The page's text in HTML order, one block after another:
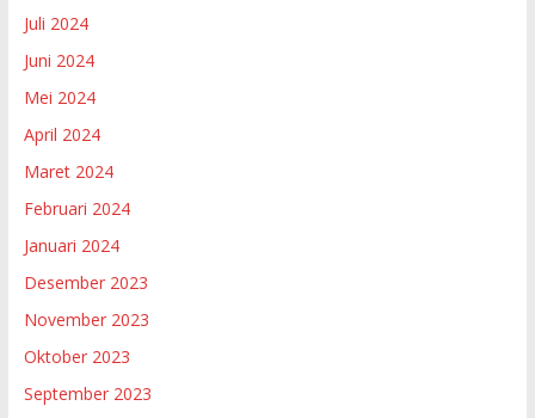
Juli 2024
Juni 2024
Mei 2024
April 2024
Maret 2024
Februari 2024
Januari 2024
Desember 2023
November 2023
Oktober 2023
September 2023